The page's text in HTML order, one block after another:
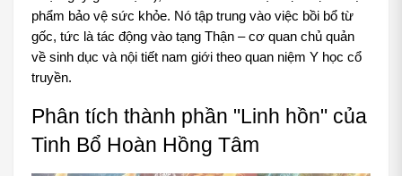
phẩm bảo vệ sức khỏe. Nó tập trung vào việc bồi bổ từ
gốc, tức là tác động vào tạng Thận – cơ quan chủ quản
về sinh dục và nội tiết nam giới theo quan niệm Y học cổ
truyền.
Phân tích thành phần "Linh hồn" của
Tinh Bổ Hoàn Hồng Tâm